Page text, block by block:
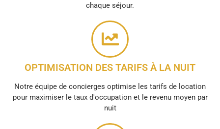
chaque séjour.
OPTIMISATION DES TARIFS À LA NUIT
Notre équipe de concierges optimise les tarifs de location
pour maximiser le taux d'occupation et le revenu moyen par
nuit